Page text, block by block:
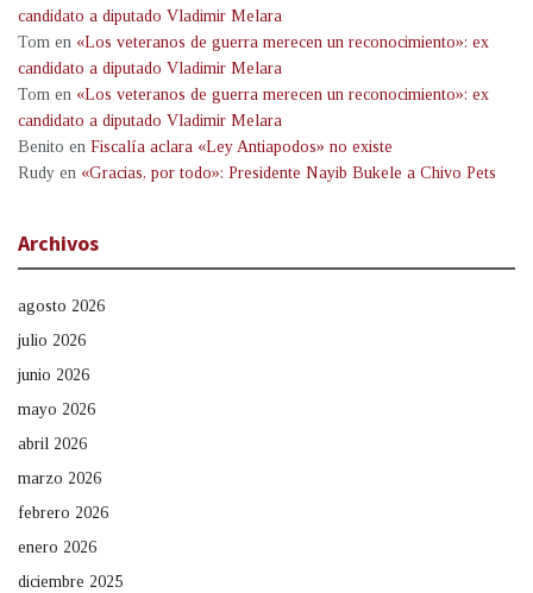
candidato a diputado Vladimir Melara
Tom en «Los veteranos de guerra merecen un reconocimiento»: ex
candidato a diputado Vladimir Melara
Tom en «Los veteranos de guerra merecen un reconocimiento»: ex
candidato a diputado Vladimir Melara
Benito en Fiscalía aclara «Ley Antiapodos» no existe
Rudy en «Gracias, por todo»: Presidente Nayib Bukele a Chivo Pets
Archivos
agosto 2026
julio 2026
junio 2026
mayo 2026
abril 2026
marzo 2026
febrero 2026
enero 2026
diciembre 2025